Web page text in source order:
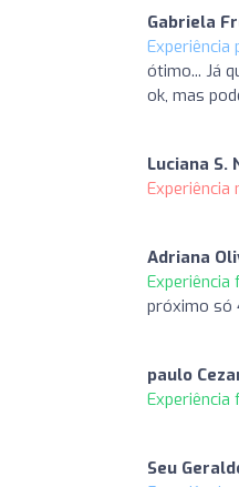
Gabriela
Experiência
ótimo... Já
ok, mas
Luciana S.
Experiência
Adriana
Experiência
próximo só
paulo
Experiência
Seu